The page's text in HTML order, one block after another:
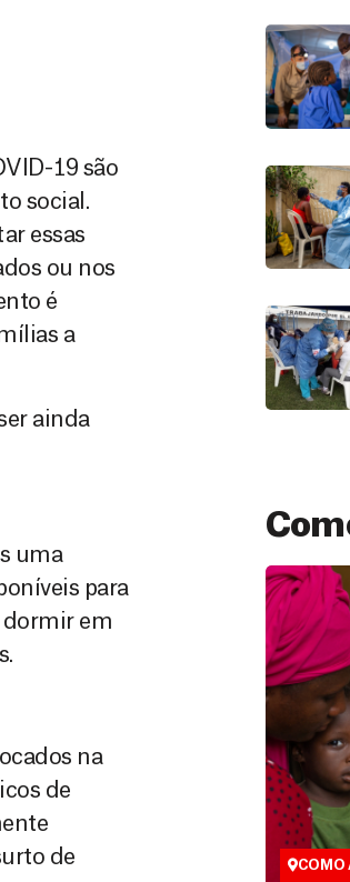
19 são
social.
essas
ou nos
é
a
ainda
uma
para
dormir em
na
de
de
Doação
São as
que nos
vidas em
COMO